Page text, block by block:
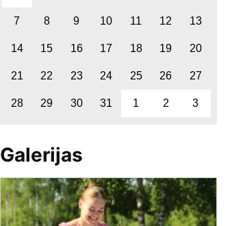
7 8 9 10 11 12 13
14 15 16 17 18 19 20
21 22 23 24 25 26 27
28 29 30 31 1 2 3
Galerijas